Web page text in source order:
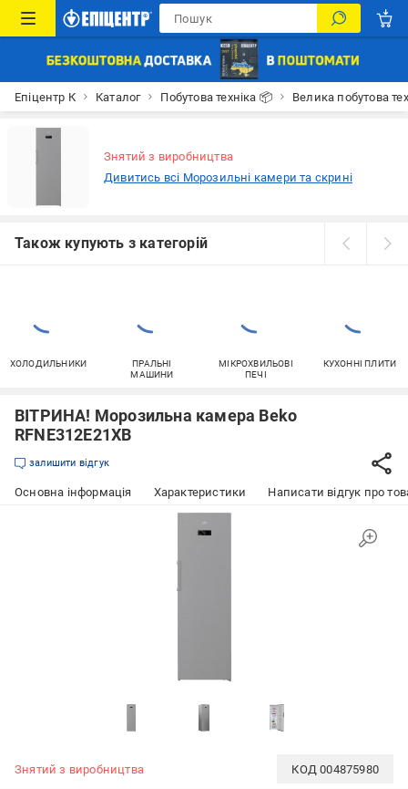
Епіцентр К Каталог Побутова техніка 📦 Велика побутова
Знятий з виробництва
Дивитись всі Морозильні камери та скрині
Також купують з категорій
ХОЛОДИЛЬНИКИ
ПРАЛЬНІ
МАШИНИ
МІКРОХВИЛЬОВІ
ПЕЧІ
КУХОННІ ПЛИТИ
ВІТРИНА! Морозильна камера Beko
RFNE312E21XB
залишити відгук
Основна інформація Характеристики Написати відгук про
Знятий з виробництва КОД004875980